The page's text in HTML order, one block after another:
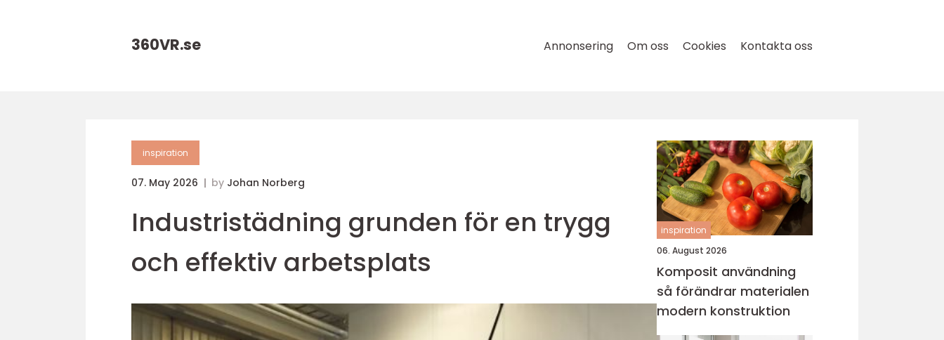
360VR.se Annonsering Om oss Cookies Kontakta oss
inspiration
07. May 2026 by Johan Norberg
Industristädning grunden för en trygg
och effektiv arbetsplats
inspiration
06. August 2026
Komposit användning
så förändrar materialen
modern konstruktion